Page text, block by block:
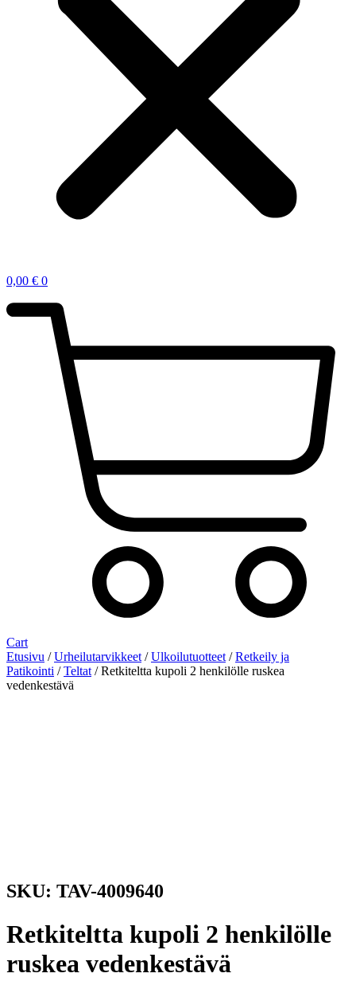
0,00 € 0
Cart
Etusivu /Urheilutarvikkeet /Ulkoilutuotteet /Retkeily ja
Patikointi /Teltat / Retkiteltta kupoli 2 henkilölle ruskea
vedenkestävä
SKU: TAV-4009640
Retkiteltta kupoli 2 henkilölle
ruskea vedenkestävä